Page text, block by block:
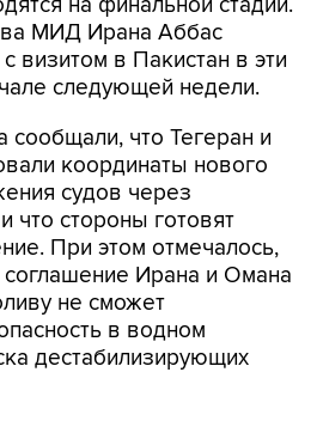
МИД Ирана Аббас
визитом в Пакистан в эти
следующей недели.
что Тегеран и
координаты нового
судов через
что стороны готовят
При этом отмечалось,
соглашение Ирана и Омана
не сможет
в водном
дестабилизирующих